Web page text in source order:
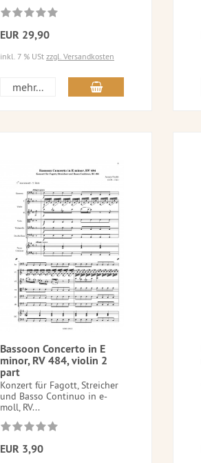
EUR 29,90
inkl. 7 % USt zzgl. Versandkosten
mehr...
Bassoon Concerto in E
minor, RV 484, violin 2
part
Konzert für Fagott, Streicher
und Basso Continuo in e-
moll, RV...
EUR 3,90